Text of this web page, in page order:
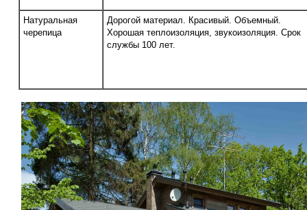
Натуральная
черепица
Дорогой материал. Красивый. Объемный.
Хорошая теплоизоляция, звукоизоляция. Срок
службы 100 лет.